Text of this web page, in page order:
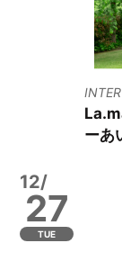
ーあ
12/
27
TUE